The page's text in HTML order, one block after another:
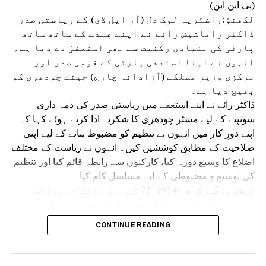
(پی این این)
لکھنؤ:راشٹریہ لوک دل (آر ایل ڈی) کے ریاستی صدر
ڈاکٹر راماشیش رائے نے اپنے عہدے کے ساتھ ساتھ
پارٹی کی بنیادی رکنیت سے بھی استعفیٰ دے دیا ہے۔
انہوں نے اپنا استعفیٰ پارٹی کے قومی صدر اور
مرکزی وزیر مملکت (آزادانہ چارج) جینت چودھری کو
بھیج دیا ہے۔
ڈاکٹر رائے نے اپنے استعفے میں ریاستی صدر کی ذمہ داری
سونپنے کے لیے مسٹر چودھری کا شکریہ ادا کرتے ہوئے کہا کہ
اپنے دورِ کار میں انہوں نے تنظیم کو مضبوط بنانے کے لیے اپنی
صلاحیت کے مطابق کوششیں کیں۔ انہوں نے ریاست کے مختلف
اضلاع کا وسیع دورہ کیا، کارکنوں سے رابطہ قائم کیا اور تنظیم
کی توسیع و مضبوطی کے لیے مسلسل کام کیا۔
سیاست میں آئے تھے۔ اس وقت بدعنوانی، مہنگائی،
بے روزگاری، جمہوری اداروں کے زوال اور حکومت و
CONTINUE READING